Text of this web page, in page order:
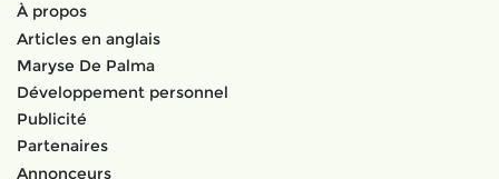
À propos
Articles en anglais
Maryse De Palma
Développement personnel
Publicité
Partenaires
Annonceurs